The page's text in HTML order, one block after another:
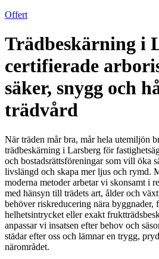
Offert
Trädbeskärning i
certifierade
säker, snygg och
trädvård
När träden mår bra, mår hela utemiljön
trädbeskärning i Larsberg för
och bostadsrättsföreningar som vill öka
livslängd och skapa mer ljus och rymd.
moderna metoder arbetar vi skonsamt i
med hänsyn till trädets art, ålder och
behöver riskreducering nära
helhetsintrycket eller exakt
anpassar vi insatsen efter behov och
städar efter oss och lämnar en trygg,
närområdet.